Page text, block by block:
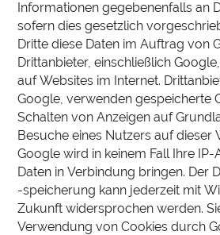
Informationen gegebenenfalls an
sofern dies gesetzlich
Dritte diese Daten im Auftrag von
Drittanbieter, einschließlich
auf Websites im Internet.
Google, verwenden gespeicherte
Schalten von Anzeigen auf
Besuche eines Nutzers auf dieser
Google wird in keinem Fall Ihre
Daten in Verbindung bringen. Der
-speicherung kann jederzeit mit
Zukunft widersprochen werden.
Verwendung von Cookies durch